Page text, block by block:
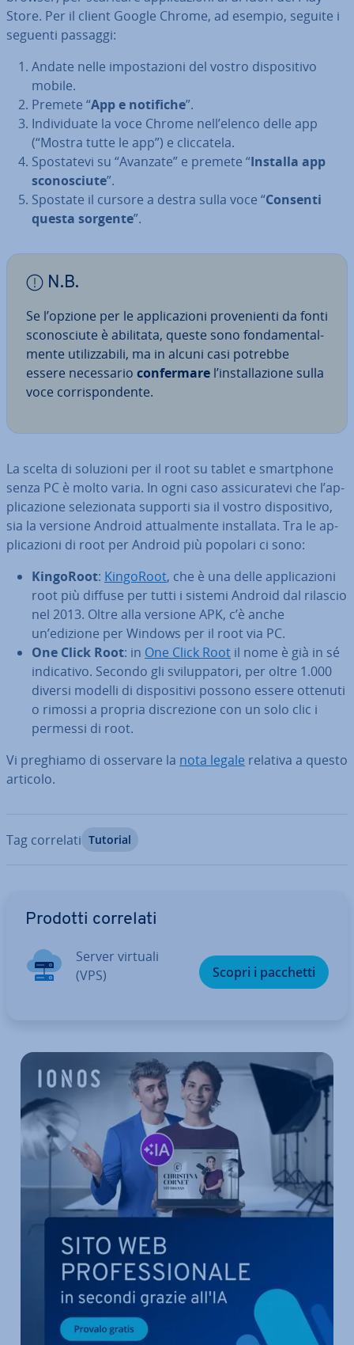
Store. Per il client Google Chrome, ad esempio, seguite i
seguenti passaggi:
Andate nelle im­po­sta­zio­ni del vostro di­spo­si­ti­vo
mobile.
Premete “App e notifiche”.
In­di­vi­dua­te la voce Chrome nell’elenco delle app
(“Mostra tutte le app”) e clic­ca­te­la.
Spo­sta­te­vi su “Avanzate” e premete “Installa app
sco­no­sciu­te”.
Spostate il cursore a destra sulla voce “Consenti
questa sorgente”.
N.B.
Se l’opzione per le ap­pli­ca­zio­ni pro­ve­nien­ti da fonti
sco­no­sciu­te è abilitata, queste sono fon­da­men­tal­
men­te uti­liz­za­bi­li, ma in alcuni casi potrebbe
essere ne­ces­sa­rio con­fer­ma­re l’in­stal­la­zio­ne sulla
voce cor­ri­spon­den­te.
La scelta di soluzioni per il root su tablet e smart­pho­ne
senza PC è molto varia. In ogni caso as­si­cu­ra­te­vi che l’ap­
pli­ca­zio­ne se­le­zio­na­ta supporti sia il vostro di­spo­si­ti­vo,
sia la versione Android at­tual­men­te in­stal­la­ta. Tra le ap­
pli­ca­zio­ni di root per Android più popolari ci sono:
KingoRoot: KingoRoot, che è una delle ap­pli­ca­zio­ni
root più diffuse per tutti i sistemi Android dal rilascio
nel 2013. Oltre alla versione APK, c’è anche
un’edizione per Windows per il root via PC.
One Click Root: in One Click Root il nome è già in sé
in­di­ca­ti­vo. Secondo gli svi­lup­pa­to­ri, per oltre 1.000
diversi modelli di di­spo­si­ti­vi possono essere ottenuti
o rimossi a propria di­scre­zio­ne con un solo clic i
permessi di root.
Vi preghiamo di osservare la nota legale relativa a questo
articolo.
Tag correlati Tutorial
Prodotti correlati
Server virtuali
(VPS)
Scopri i pacchetti